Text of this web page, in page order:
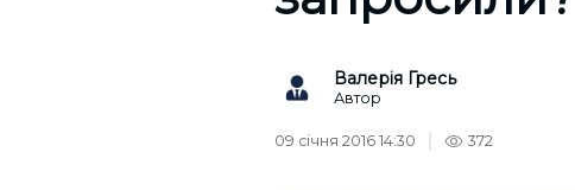
Валерія Гресь
Автор
09 січня 2016 14:30 372